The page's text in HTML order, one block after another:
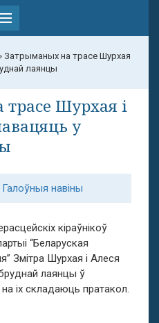
Паказаць
меню
Затрыманых на трасе Шурхая
лаянцы
Шурхая і
у
Галоўныя навіны
кіраўнікоў
“Беларуская
Змітра Шурхая і Алеся
лаянцы ў
іх складаюць пратакол.